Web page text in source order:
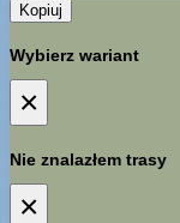
Kopiuj
Wybierz wariant
×
Nie znalazłem trasy
×